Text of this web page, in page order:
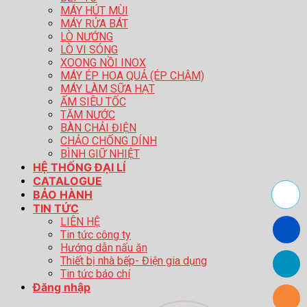
MÁY HÚT MÙI
MÁY RỬA BÁT
LÒ NƯỚNG
LÒ VI SÓNG
XOONG NỒI INOX
MÁY ÉP HOA QUẢ (ÉP CHẬM)
MÁY LÀM SỮA HẠT
ẤM SIÊU TỐC
TĂM NƯỚC
BÀN CHẢI ĐIỆN
CHẢO CHỐNG DÍNH
BÌNH GIỮ NHIỆT
HỆ THỐNG ĐẠI LÍ
CATALOGUE
BẢO HÀNH
TIN TỨC
LIÊN HỆ
Tin tức công ty
Hướng dẫn nấu ăn
Thiết bị nhà bếp- Điện gia dụng
Tin tức báo chí
Đăng nhập